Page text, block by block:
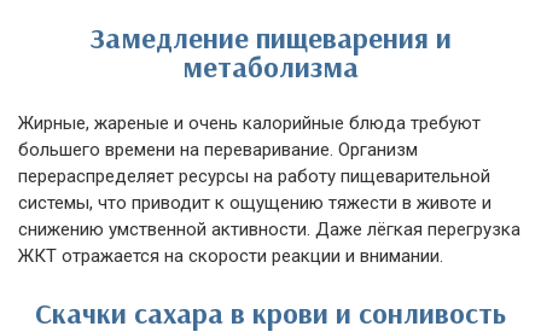
Замедление пищеварения и
метаболизма
Жирные, жареные и очень калорийные блюда требуют
большего времени на переваривание. Организм
перераспределяет ресурсы на работу пищеварительной
системы, что приводит к ощущению тяжести в животе и
снижению умственной активности. Даже лёгкая перегрузка
ЖКТ отражается на скорости реакции и внимании.
Скачки сахара в крови и сонливость